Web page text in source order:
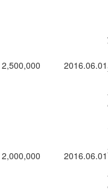
2,500,000 2016.06.01
2,000,000 2016.06.01